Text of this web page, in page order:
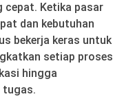
cepat. Ketika pasar
dan kebutuhan
bekerja keras untuk
setiap proses
hingga
tugas.